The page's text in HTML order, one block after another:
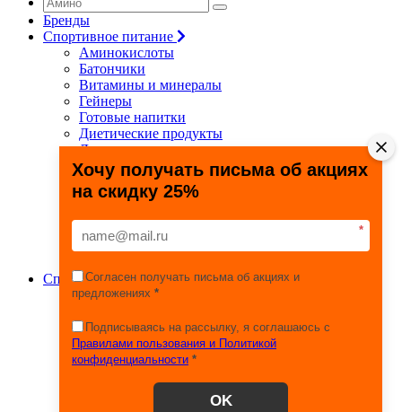
Бренды
Спортивное питание
Аминокислоты
Батончики
Витамины и минералы
Гейнеры
Готовые напитки
Диетические продукты
Для связок и суставов
Жиросжигатели
Здоровье и долголетие
Креатин
Специальные препараты
Спецпредложения
Спортивные товары
Фитнес, йога, пилатес
Игровые виды спорта
Единоборства
Турники
Сопутствующие товары
Хочу получать письма об акциях
на скидку 25%
*
Согласен получать письма об акциях и
предложениях *
Подписываясь на рассылку, я соглашаюсь с
Правилами пользования и Политикой
конфиденциальности *
OK